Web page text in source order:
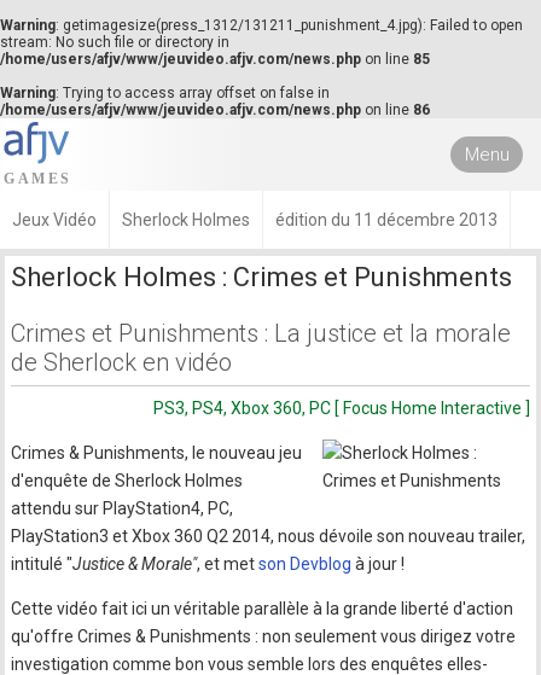
Warning: getimagesize(press_1312/131211_punishment_4.jpg): Failed to open
stream: No such file or directory in
/home/users/afjv/www/jeuvideo.afjv.com/news.php on line 85
Warning: Trying to access array offset on false in
/home/users/afjv/www/jeuvideo.afjv.com/news.php on line 86
Menu
Jeux Vidéo Sherlock Holmes édition du 11 décembre 2013
Sherlock Holmes : Crimes et Punishments
Crimes et Punishments : La justice et la morale
de Sherlock en vidéo
PS3, PS4, Xbox 360, PC [ Focus Home Interactive ]
Crimes & Punishments, le nouveau jeu
d'enquête de Sherlock Holmes
attendu sur PlayStation4, PC,
PlayStation3 et Xbox 360 Q2 2014, nous dévoile son nouveau trailer,
intitulé "Justice & Morale", et metson Devblog à jour !
Cette vidéo fait ici un véritable parallèle à la grande liberté d'action
qu'offre Crimes & Punishments : non seulement vous dirigez votre
investigation comme bon vous semble lors des enquêtes elles-